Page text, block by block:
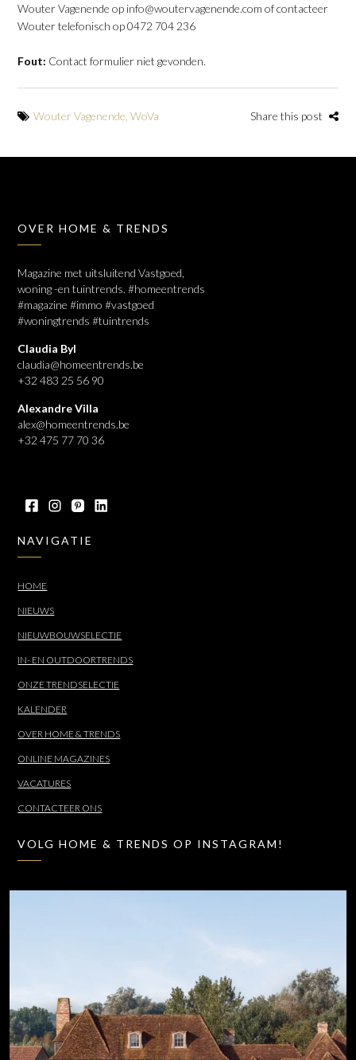
Wouter Vagenende op info@woutervagenende.com of contacteer
Wouter telefonisch op 0472 704 236
Fout: Contact formulier niet gevonden.
Wouter Vagenende ,WoVa Share this post
OVER HOME & TRENDS
Magazine met uitsluitend Vastgoed,
woning -en tuintrends. #homeentrends
#magazine #immo #vastgoed
#woningtrends #tuintrends
Claudia Byl
claudia@homeentrends.be
+32 483 25 56 90
Alexandre Villa
alex@homeentrends.be
+32 475 77 70 36
NAVIGATIE
HOME
NIEUWS
NIEUWBOUWSELECTIE
IN- EN OUTDOORTRENDS
ONZE TRENDSELECTIE
KALENDER
OVER HOME & TRENDS
ONLINE MAGAZINES
VACATURES
CONTACTEER ONS
VOLG HOME & TRENDS OP INSTAGRAM!